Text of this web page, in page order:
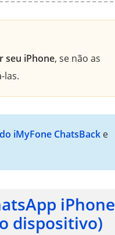
seu iPhone, se não as
las.
iMyFone ChatsBack e
iPhone
dispositivo)